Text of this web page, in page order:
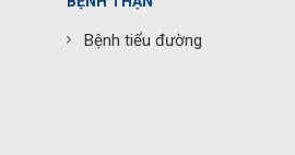
Bệnh tiểu đường